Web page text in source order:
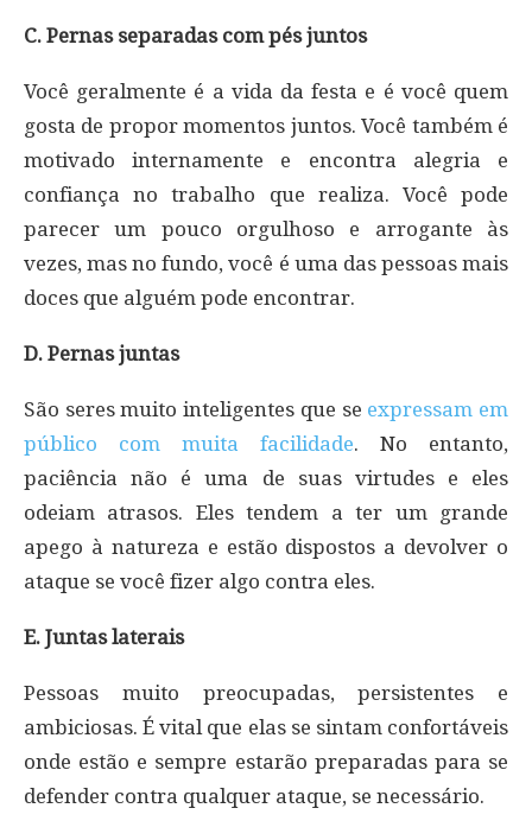
C. Pernas separadas com pés juntos
Você geralmente é a vida da festa e é você quem
gosta de propor momentos juntos. Você também é
motivado internamente e encontra alegria e
confiança no trabalho que realiza. Você pode
parecer um pouco orgulhoso e arrogante às
vezes, mas no fundo, você é uma das pessoas mais
doces que alguém pode encontrar.
D. Pernas juntas
São seres muito inteligentes que se expressam em
público com muita facilidade. No entanto,
paciência não é uma de suas virtudes e eles
odeiam atrasos. Eles tendem a ter um grande
apego à natureza e estão dispostos a devolver o
ataque se você fizer algo contra eles.
E. Juntas laterais
Pessoas muito preocupadas, persistentes e
ambiciosas. É vital que elas se sintam confortáveis
onde estão e sempre estarão preparadas para se
defender contra qualquer ataque, se necessário.